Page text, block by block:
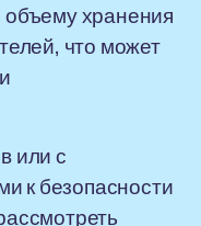
хранения
что может
или с
к безопасности